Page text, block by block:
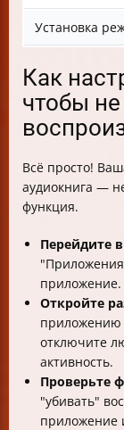
Установка
Как
чтобы
Всё просто!
аудиокнига —
функция.
Перейдите
приложение.
Откройте
приложению
отключите
активность.
Проверьте
"убивать"
приложение